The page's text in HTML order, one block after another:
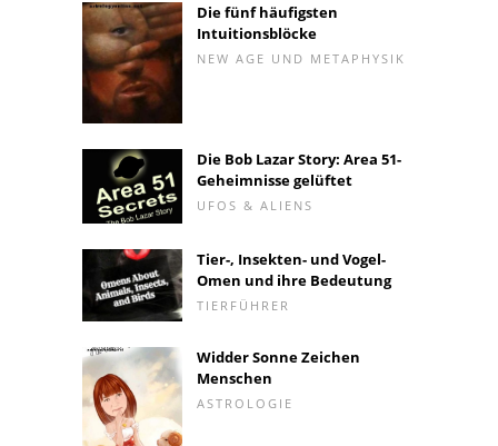
Die fünf häufigsten
Intuitionsblöcke
NEW AGE UND METAPHYSIK
Die Bob Lazar Story: Area 51-
Geheimnisse gelüftet
UFOS & ALIENS
Tier-, Insekten- und Vogel-
Omen und ihre Bedeutung
TIERFÜHRER
Widder Sonne Zeichen
Menschen
ASTROLOGIE